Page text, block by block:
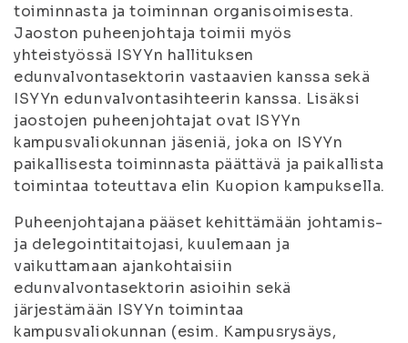
toiminnasta ja toiminnan organisoimisesta.
Jaoston puheenjohtaja toimii myös
yhteistyössä ISYYn hallituksen
edunvalvontasektorin vastaavien kanssa sekä
ISYYn edunvalvontasihteerin kanssa. Lisäksi
jaostojen puheenjohtajat ovat ISYYn
kampusvaliokunnan jäseniä, joka on ISYYn
paikallisesta toiminnasta päättävä ja paikallista
toimintaa toteuttava elin Kuopion kampuksella.
Puheenjohtajana pääset kehittämään johtamis-
ja delegointitaitojasi, kuulemaan ja
vaikuttamaan ajankohtaisiin
edunvalvontasektorin asioihin sekä
järjestämään ISYYn toimintaa
kampusvaliokunnan (esim. Kampusrysäys,